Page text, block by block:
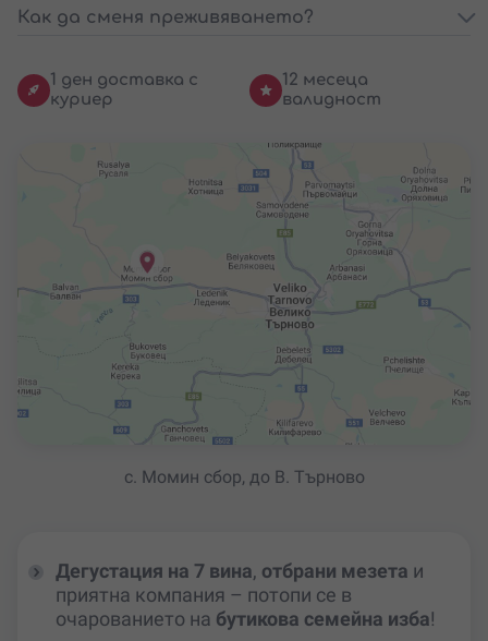
Как да сменя преживяването?
1 ден доставка с
куриер
12 месеца
валидност
с. Момин сбор, до В. Търново
Дегустация на 7 вина, отбрани мезета и
приятна компания – потопи се в
очарованието на бутикова семейна изба!